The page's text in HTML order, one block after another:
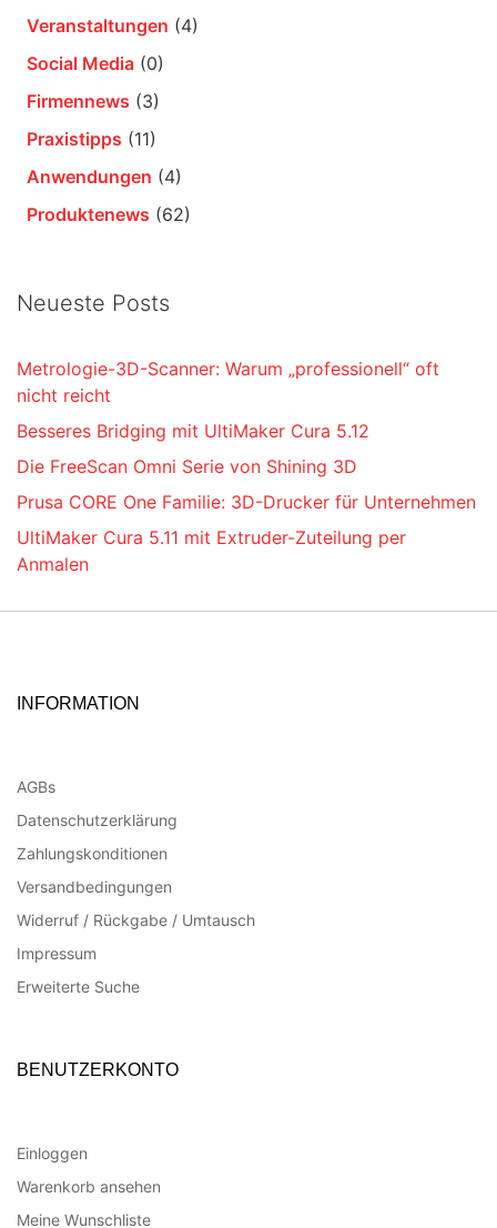
Veranstaltungen (4)
Social Media (0)
Firmennews (3)
Praxistipps (11)
Anwendungen (4)
Produktenews (62)
Neueste Posts
Metrologie-3D-Scanner: Warum „professionell“ oft
nicht reicht
Besseres Bridging mit UltiMaker Cura 5.12
Die FreeScan Omni Serie von Shining 3D
Prusa CORE One Familie: 3D-Drucker für Unternehmen
UltiMaker Cura 5.11 mit Extruder-Zuteilung per
Anmalen
INFORMATION
AGBs
Datenschutzerklärung
Zahlungskonditionen
Versandbedingungen
Widerruf / Rückgabe / Umtausch
Impressum
Erweiterte Suche
BENUTZERKONTO
Einloggen
Warenkorb ansehen
Meine Wunschliste